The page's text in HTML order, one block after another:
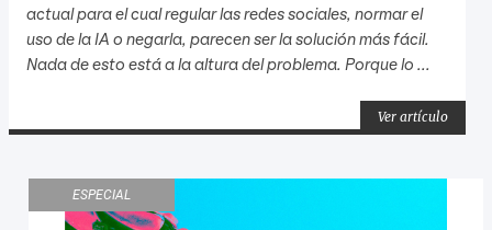
actual para el cual regular las redes sociales, normar el
uso de la IA o negarla, parecen ser la solución más fácil.
Nada de esto está a la altura del problema. Porque lo ...
Ver artículo
ESPECIAL